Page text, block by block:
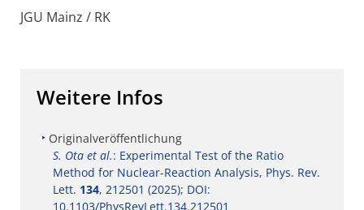
JGU Mainz / RK
Weitere Infos
Originalveröffentlichung
S. Ota et al.: Experimental Test of the Ratio
Method for Nuclear-Reaction Analysis, Phys. Rev.
Lett. 134, 212501 (2025); DOI:
10.1103/PhysRevLett.134.212501